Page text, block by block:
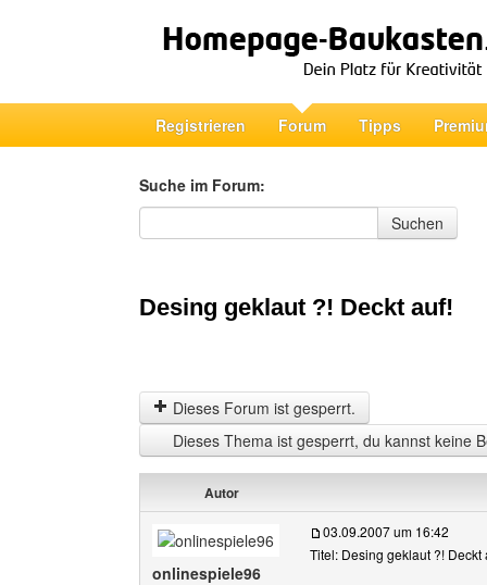
Registrieren Forum Tipps
Suche im Forum:
Suche im Forum
Suchen
Desing geklaut ?! Deckt auf!
Dieses Forum ist gesperrt.
Dieses Thema ist gesperrt, du kannst keine
Autor
onlinespiele96
03.09.2007 um 16:42
Titel: Desing geklaut ?! Deckt